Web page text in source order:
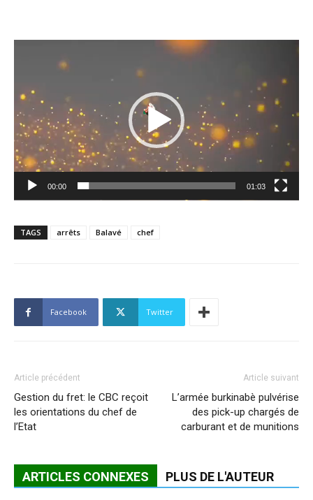
Lecteur
00:00 01:03
TAGS arrêts Balavé chef
Facebook Twitter
Article précédent
Gestion du fret: le CBC reçoit
les orientations du chef de
l’Etat
Article suivant
L’armée burkinabè pulvérise
des pick-up chargés de
carburant et de munitions
ARTICLES CONNEXES PLUS DE L'AUTEUR